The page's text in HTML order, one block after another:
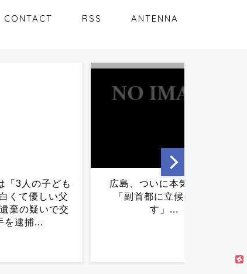
CONTACT RSS ANTENNA
に本気を出す
に立候補しま
す」...
【動画】インドのクソガ
キ、お前らの想像の3倍はク
ソガキ????????...